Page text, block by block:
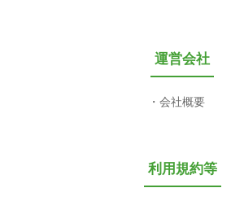
運営会社
会社概要
利用規約等